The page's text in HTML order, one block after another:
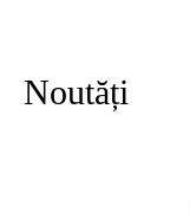
Noutăți